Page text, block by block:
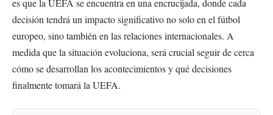
es que la UEFA se encuentra en una encrucijada, donde cada
decisión tendrá un impacto significativo no solo en el fútbol
europeo, sino también en las relaciones internacionales. A
medida que la situación evoluciona, será crucial seguir de cerca
cómo se desarrollan los acontecimientos y qué decisiones
finalmente tomará la UEFA.